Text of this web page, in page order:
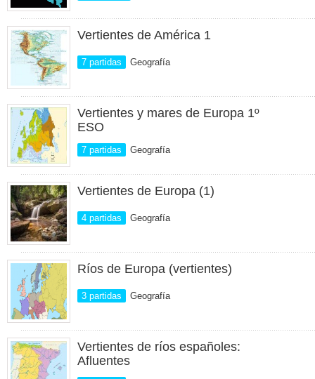
Vertientes de América 1
7 partidas Geografía
Vertientes y mares de Europa 1º
ESO
7 partidas Geografía
Vertientes de Europa (1)
4 partidas Geografía
Ríos de Europa (vertientes)
3 partidas Geografía
Vertientes de ríos españoles:
Afluentes